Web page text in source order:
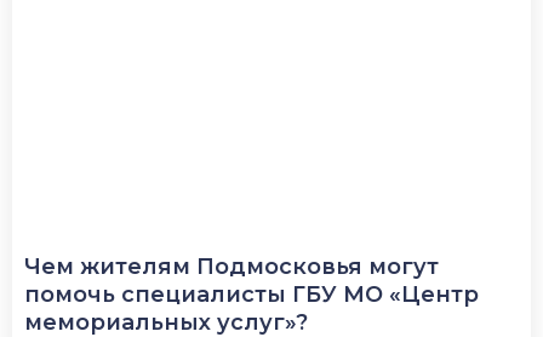
Чем жителям Подмосковья могут
помочь специалисты ГБУ МО «Центр
мемориальных услуг»?